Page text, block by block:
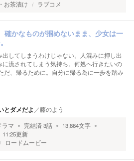
お茶漬け
ラブコメ
確かなものが掴めないまま、少女は一
出してしまうわけじゃない。人混みに押し出
に流されてしまう気持ち。何処へ行きたいの
だ、帰るために。自分に帰る為に一歩を踏み
とダメだよ ／藤のよう
ラマ 完結済3話 13,864文字
11:25更新
ロードムービー